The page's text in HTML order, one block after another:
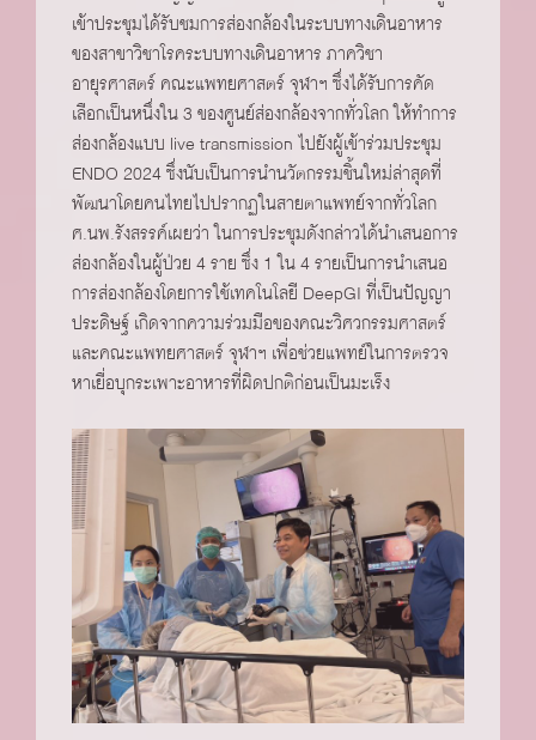
เข้าประชุมได้รับชมการส่องกล้องในระบบทางเดินอาหาร
ของสาขาวิชาโรคระบบทางเดินอาหาร ภาควิชา
อายุรศาสตร์ คณะแพทยศาสตร์ จุฬาฯ ซึ่งได้รับการคัด
เลือกเป็นหนึ่งใน 3 ของศูนย์ส่องกล้องจากทั่วโลก ให้ทำการ
ส่องกล้องแบบ live transmission ไปยังผู้เข้าร่วมประชุม
ENDO 2024 ซึ่งนับเป็นการนำนวัตกรรมชิ้นใหม่ล่าสุดที่
พัฒนาโดยคนไทยไปปรากฏในสายตาแพทย์จากทั่วโลก
ศ.นพ.รังสรรค์เผยว่า ในการประชุมดังกล่าวได้นำเสนอการ
ส่องกล้องในผู้ป่วย 4 ราย ซึ่ง 1 ใน 4 รายเป็นการนำเสนอ
การส่องกล้องโดยการใช้เทคโนโลยี DeepGI ที่เป็นปัญญา
ประดิษฐ์ เกิดจากความร่วมมือของคณะวิศวกรรมศาสตร์
และคณะแพทยศาสตร์ จุฬาฯ เพื่อช่วยแพทย์ในการตรวจ
หาเยื่อบุกระเพาะอาหารที่ผิดปกติก่อนเป็นมะเร็ง